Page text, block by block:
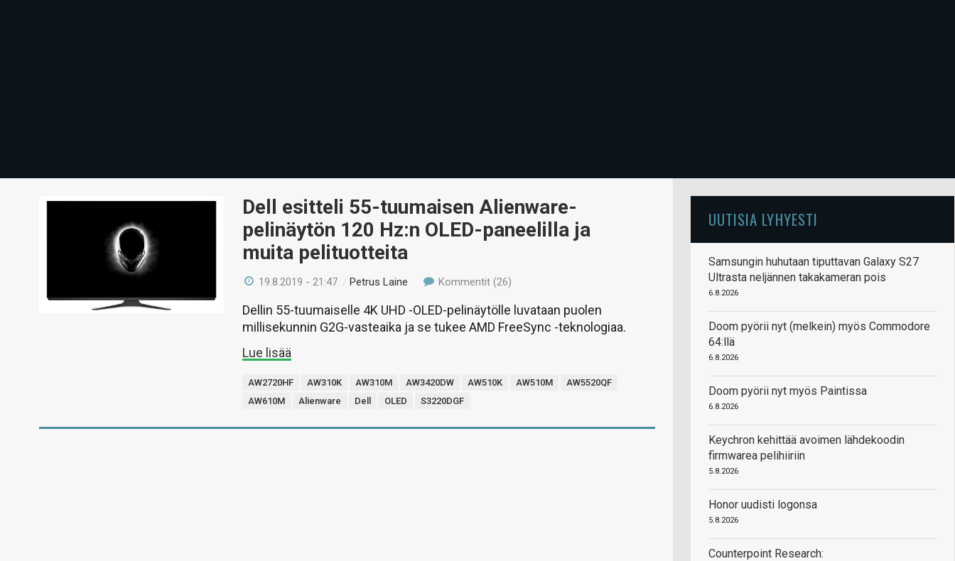
Dell esitteli 55-tuumaisen Alienware-
pelinäytön 120 Hz:n OLED-paneelilla ja
muita pelituotteita
19.8.2019 - 21:47 /Petrus Laine Kommentit (26)
Dellin 55-tuumaiselle 4K UHD -OLED-pelinäytölle luvataan puolen
millisekunnin G2G-vasteaika ja se tukee AMD FreeSync -teknologiaa.
Lue lisää
AW2720HF AW310K AW310M AW3420DW AW510K AW510M
AW5520QF
AW610M
Alienware Dell OLED S3220DGF
UUTISIA LYHYESTI
Samsungin huhutaan tiputtavan Galaxy S27
Ultrasta neljännen takakameran pois
6.8.2026
Doom pyörii nyt (melkein) myös Commodore
64:llä
6.8.2026
Doom pyörii nyt myös Paintissa
6.8.2026
Keychron kehittää avoimen lähdekoodin
firmwarea pelihiiriin
5.8.2026
Honor uudisti logonsa
5.8.2026
Counterpoint Research: